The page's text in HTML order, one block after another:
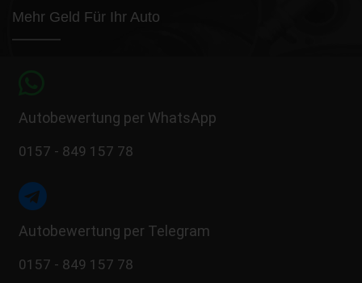
Mehr Geld Für Ihr Auto
Autobewertung per WhatsApp
0157 - 849 157 78
Autobewertung per Telegram
0157 - 849 157 78